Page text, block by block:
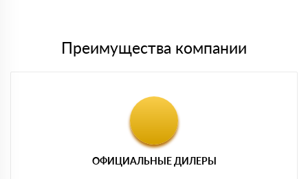
Преимущества компании
ОФИЦИАЛЬНЫЕ ДИЛЕРЫ